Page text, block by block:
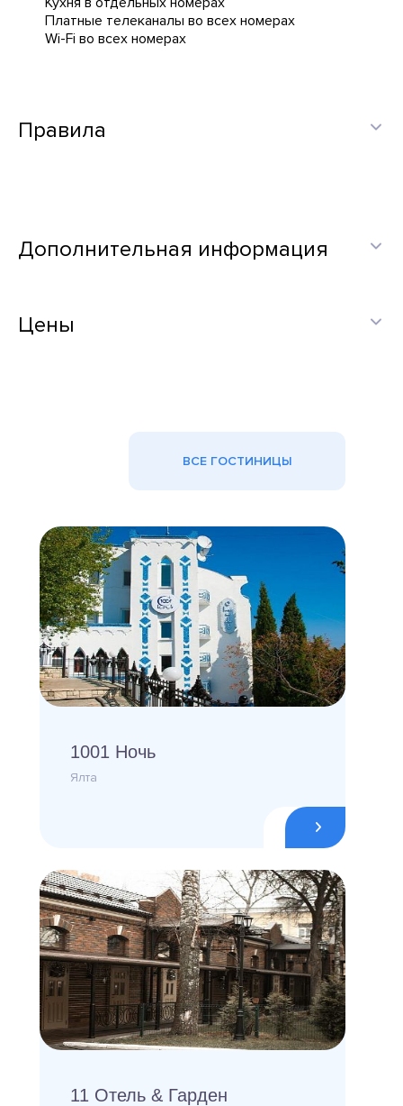
Платные телеканалы во всех номерах
Wi-Fi во всех номерах
Правила
Дополнительная информация
Цены
ВСЕ ГОСТИНИЦЫ
1001 Ночь
Ялта
11 Отель & Гарден